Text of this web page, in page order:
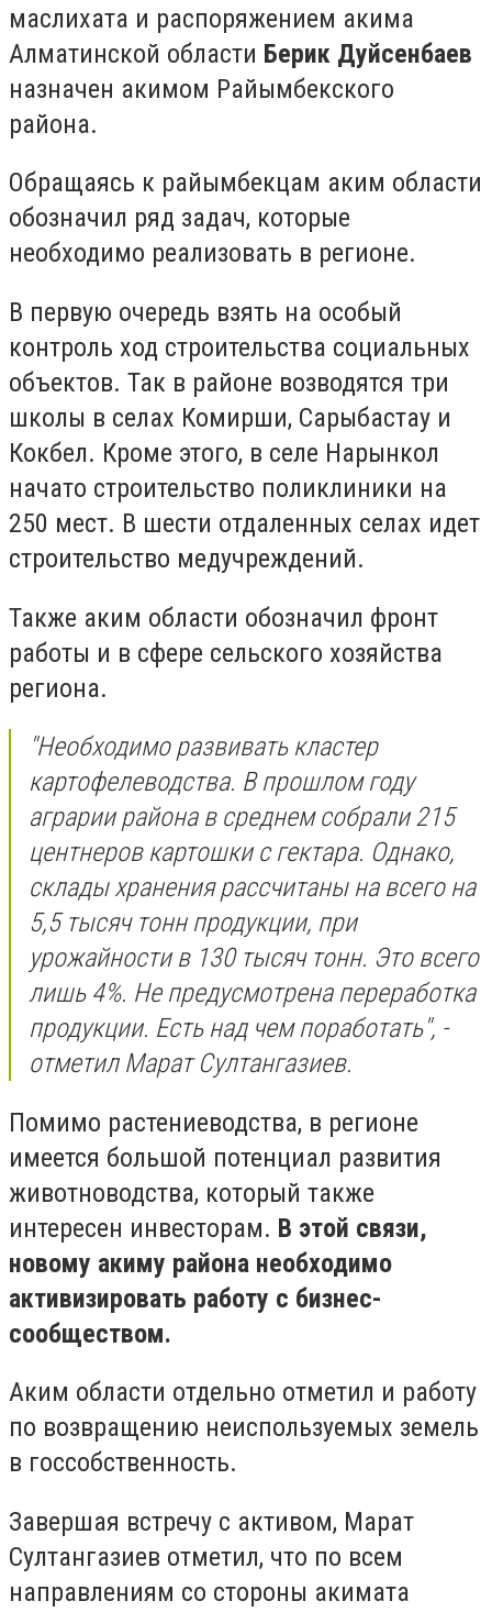
маслихата и распоряжением акима
Алматинской области Берик Дуйсенбаев
назначен акимом Райымбекского
района.
Обращаясь к райымбекцам аким области
обозначил ряд задач, которые
необходимо реализовать в регионе.
В первую очередь взять на особый
контроль ход строительства социальных
объектов. Так в районе возводятся три
школы в селах Комирши, Сарыбастау и
Кокбел. Кроме этого, в селе Нарынкол
начато строительство поликлиники на
250 мест. В шести отдаленных селах идет
строительство медучреждений.
Также аким области обозначил фронт
работы и в сфере сельского хозяйства
региона.
"Необходимо развивать кластер
картофелеводства. В прошлом году
аграрии района в среднем собрали 215
центнеров картошки с гектара. Однако,
склады хранения рассчитаны на всего на
5,5 тысяч тонн продукции, при
урожайности в 130 тысяч тонн. Это всего
лишь 4%. Не предусмотрена переработка
продукции. Есть над чем поработать", -
отметил Марат Султангазиев.
Помимо растениеводства, в регионе
имеется большой потенциал развития
животноводства, который также
интересен инвесторам. В этой связи,
новому акиму района необходимо
активизировать работу с бизнес-
сообществом.
Аким области отдельно отметил и работу
по возвращению неиспользуемых земель
в госсобственность.
Завершая встречу с активом, Марат
Султангазиев отметил, что по всем
направлениям со стороны акимата